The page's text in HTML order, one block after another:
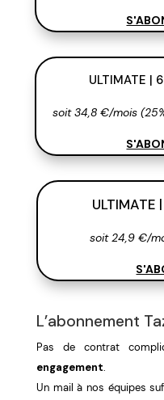
ULTIMATE |
soit 34,8 €/mois
ULTIMATE
soit 24,9 €/
L’abonnement
Pas de contrat
engagement.
Un mail à nos équipes